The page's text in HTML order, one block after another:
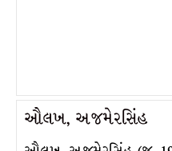
ઔલખ, અજમેરસિંહ